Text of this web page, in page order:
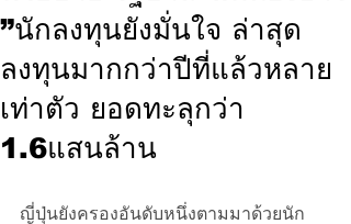
”นักลงทุนยังมั่นใจ ล่าสุด
ลงทุนมากกว่าปีที่แล้วหลาย
เท่าตัว ยอดทะลุกว่า
1.6แสนล้าน
ญี่ปุ่นยังครองอันดับหนึ่งตามมาด้วยนัก